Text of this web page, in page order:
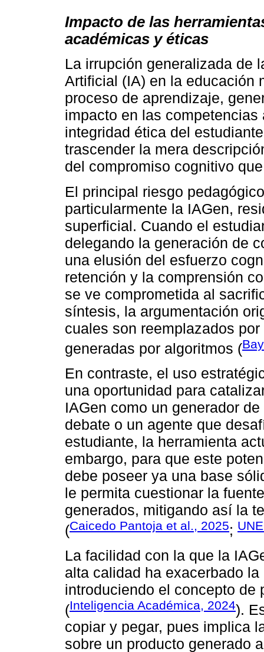
Impacto de las
académicas y éticas
La irrupción generalizada de
Artificial (IA) en la educación
proceso de aprendizaje,
impacto en las
integridad ética del
trascender la mera
del compromiso cognitivo
El principal riesgo
particularmente la IAGen,
superficial. Cuando el
delegando la generación de
una elusión del esfuerzo
retención y la comprensión
se ve comprometida al
síntesis, la argumentación
cuales son reemplazados
generadas por algoritmos (
En contraste, el uso
una oportunidad para
IAGen como un generador
debate o un agente que
estudiante, la herramienta
embargo, para que este
debe poseer ya una base
le permita cuestionar la
generados, mitigando así la
(Caicedo Pantoja et al., 2025;
La facilidad con la que la
alta calidad ha exacerbado
introduciendo el concepto de
(Inteligencia Académica, 2024).
copiar y pegar, pues implica
sobre un producto generado